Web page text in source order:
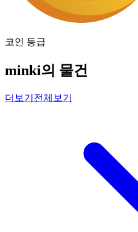
코인 등급
minki의 물건
더보기 전체보기